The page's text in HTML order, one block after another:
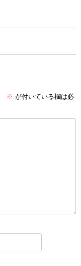
※ が付いている欄は必